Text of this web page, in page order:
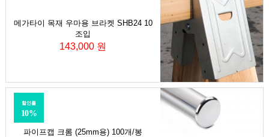
메가타이 목재 우마용 브라켓 SHB24 10
조입
143,000 원
파이프캡 크롬 (25mm용) 100개/봉
할인률
10%